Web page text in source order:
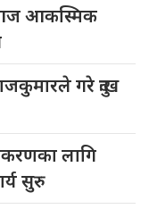
आज आकस्मिक
गरे दुःख
लागि
सुरु